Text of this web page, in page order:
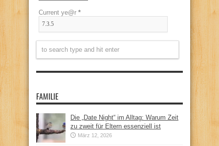
Current ye@r *
FAMILIE
Die „Date Night“ im Alltag: Warum Zeit
zu zweit für Eltern essenziell ist
März 12, 2026